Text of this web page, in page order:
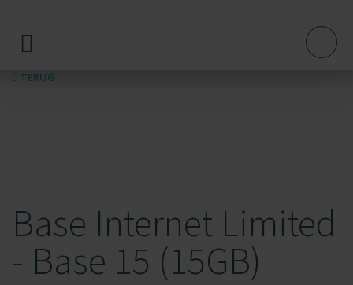
TERUG
Base Internet Limited
- Base 15 (15GB)